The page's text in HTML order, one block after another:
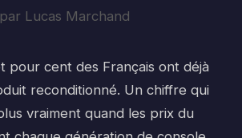
par Lucas Marchand
pour cent des Français ont déjà
reconditionné. Un chiffre qui
vraiment quand les prix du